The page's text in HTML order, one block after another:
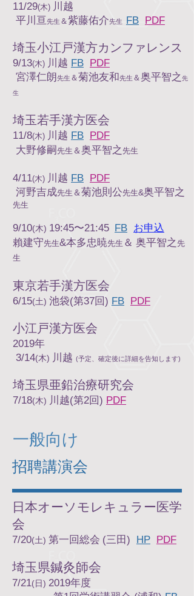
一般向け
11/29(木) 川越
平川亘先生 ＆紫藤佑介先生 FB PDF
​埼玉小江戸漢方カンファレンス
9/13(木) 川越 FB PDF
宮澤仁朗先生 ＆菊池友和先生 ＆奥平智之先
生
埼玉若手漢方医会
11/8(木) 川越 FB PDF
大野修嗣先生 ＆奥平智之先生
4/11(木) 川越 FB PDF
河野吉成先生 ＆菊池則公先生&奥平智之
先生
9/10(木) 19:45〜21:45 FB お申込
賴建守先生&本多忠暁先生 ＆ 奥平智之先
生
東京若手漢方医会
6/15(土) 池袋(第37回) FB PDF
小江戸漢方医会
2019年
3/14(木) 川越 (予定、確定後に詳細を告知します)
​埼玉県亜鉛治療研究会
7/18(木) 川越(第2回) PDF
​招聘講演会
日本オーソモレキュラー医学
会
7/20(土) 第一回総会 (三田) HP PDF
埼玉県鍼灸師会
7/21(日) 2019年度